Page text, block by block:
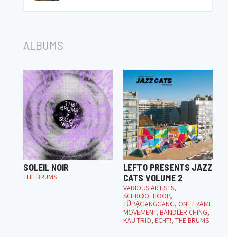
ALBUMS
SOLEIL NOIR
THE BRUMS
LEFTO PRESENTS JAZZ
CATS VOLUME 2
VARIOUS ARTISTS,
SCHROOTHOOP,
LŨPḀGANGGANG, ONE FRAME
MOVEMENT, BANDLER CHING,
KAU TRIO, ECHT!, THE BRUMS